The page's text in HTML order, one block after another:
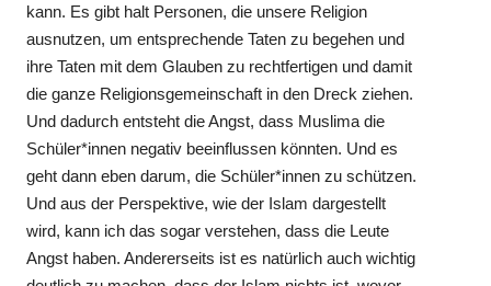
kann. Es gibt halt Personen, die unsere Religion
ausnutzen, um entsprechende Taten zu begehen und
ihre Taten mit dem Glauben zu rechtfertigen und damit
die ganze Religionsgemeinschaft in den Dreck ziehen.
Und dadurch entsteht die Angst, dass Muslima die
Schüler*innen negativ beeinflussen könnten. Und es
geht dann eben darum, die Schüler*innen zu schützen.
Und aus der Perspektive, wie der Islam dargestellt
wird, kann ich das sogar verstehen, dass die Leute
Angst haben. Andererseits ist es natürlich auch wichtig